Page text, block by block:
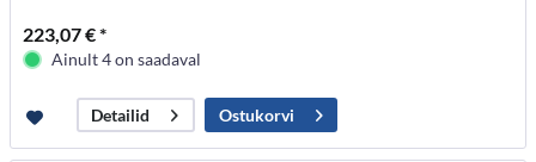
223,07 € *
Ainult 4 on saadaval
Detailid Ostukorvi